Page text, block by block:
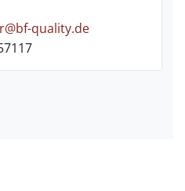
quality.de
7117